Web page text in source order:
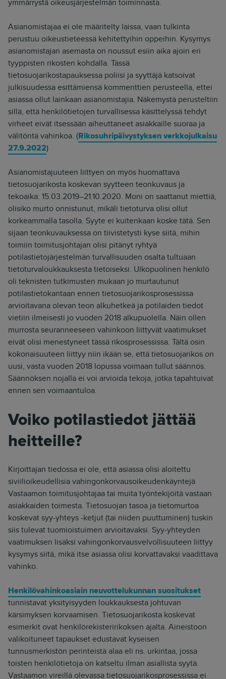
Asianomistajaa ei ole määritelty laissa, vaan tulkinta
perustuu oikeustieteessä kehitettyihin oppeihin. Kysymys
asianomistajan asemasta on noussut esiin aika ajoin eri
tyyppisten rikosten kohdalla. Tässä
tietosuojarikostapauksessa poliisi ja syyttäjä katsoivat
julkisuudessa esittämiensä kommenttien perusteella, ettei
asiassa ollut lainkaan asianomistajia. Näkemystä perusteltiin
sillä, että henkilötietojen turvallisessa käsittelyssä tehdyt
virheet eivät itsessään aiheuttaneet asiakkaille suoraa ja
välitöntä vahinkoa. (Rikosuhripäivystyksen verkkojulkaisu
27.9.2022)
Asianomistajuuteen liittyen on myös huomattava
tietosuojarikosta koskevan syytteen teonkuvaus ja
tekoaika: 15.03.2019–21.10.2020. Moni on saattanut miettiä,
olisiko murto onnistunut, mikäli tietoturva olisi ollut
korkeammalla tasolla. Syyte ei kuitenkaan koske tätä. Sen
sijaan teonkuvauksessa on tiivistetysti kyse siitä, mihin
toimiin toimitusjohtajan olisi pitänyt ryhtyä
potilastietojärjestelmän turvallisuuden osalta tultuaan
tietoturvaloukkauksesta tietoiseksi. Ulkopuolinen henkilö
oli teknisten tutkimusten mukaan jo murtautunut
potilastietokantaan ennen tietosuojarikosprosessissa
arvioitavana olevan teon alkuhetkeä ja potilaiden tiedot
vietiin ilmeisesti jo vuoden 2018 alkupuolella. Näin ollen
murrosta seuranneeseen vahinkoon liittyvät vaatimukset
eivät olisi menestyneet tässä rikosprosessissa. Tältä osin
kokonaisuuteen liittyy niin ikään se, että tietosuojarikos on
uusi, vasta vuoden 2018 lopussa voimaan tullut säännös.
Säännöksen nojalla ei voi arvioida tekoja, jotka tapahtuivat
ennen sen voimaantuloa.
Voiko potilastiedot jättää
heitteille?
Kirjoittajan tiedossa ei ole, että asiassa olisi aloitettu
siviilioikeudellisia vahingonkorvausoikeudenkäyntejä
Vastaamon toimitusjohtajaa tai muita työntekijöitä vastaan
asiakkaiden toimesta. Tietosuojan tasoa ja tietomurtoa
koskevat syy-yhteys -ketjut (tai niiden puuttuminen) tuskin
siis tulevat tuomioistuimen arvioitavaksi. Syy-yhteyden
vaatimuksen lisäksi vahingonkorvausvelvollisuuteen liittyy
kysymys siitä, mikä itse asiassa olisi korvattavaksi vaadittava
vahinko.
Henkilövahinkoasiain neuvottelukunnan suositukset
tunnistavat yksityisyyden loukkauksesta johtuvan
kärsimyksen korvaamisen. Tietosuojarikosta koskevat
esimerkit ovat henkilörekisteririkoksen ajalta. Aineistoon
valikoituneet tapaukset edustavat kyseisen
tunnusmerkistön perinteistä alaa eli ns. urkintaa, jossa
toisten henkilötietoja on katseltu ilman asiallista syytä.
Vastaamon vireillä olevassa tietosuojarikosprosessissa ei